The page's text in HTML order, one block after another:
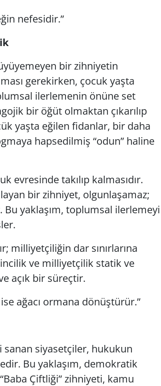
nefesidir.”
bir zihniyetin
gerekirken, çocuk yaşta
ilerlemenin önüne set
bir öğüt olmaktan çıkarılıp
yaşta eğilen fidanlar, bir daha
hapsedilmiş “odun” haline
takılıp kalmasıdır.
bir zihniyet, olgunlaşamaz;
Bu yaklaşım, toplumsal ilerlemeyi
milliyetçiliğin dar sınırlarına
ve milliyetçilik statik ve
açık bir süreçtir.
ağacı ormana dönüştürür.”
sanan siyasetçiler, hukukun
Bu yaklaşım, demokratik
Çiftliği” zihniyeti, kamu